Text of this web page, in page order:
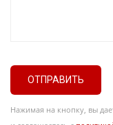
ОТПРАВИТЬ
Нажимая на кнопку, вы